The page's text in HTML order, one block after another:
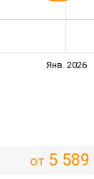
Янв. 2026
от5 589